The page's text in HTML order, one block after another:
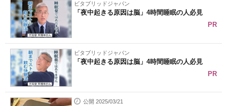
ビタブリッドジャパン
「夜中起きる原因は脳」4時間睡眠の人必見
PR
ビタブリッドジャパン
「夜中起きる原因は脳」4時間睡眠の人必見
PR
公開 2025/03/21